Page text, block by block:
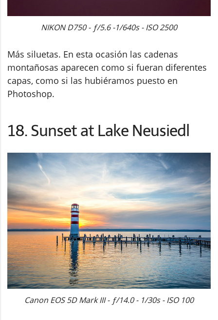
NIKON D750 - ƒ/5.6 -1/640s - ISO 2500
Más siluetas. En esta ocasión las cadenas
montañosas aparecen como si fueran diferentes
capas, como si las hubiéramos puesto en
Photoshop.
18. Sunset at Lake Neusiedl
Canon EOS 5D Mark III - ƒ/14.0 - 1/30s - ISO 100